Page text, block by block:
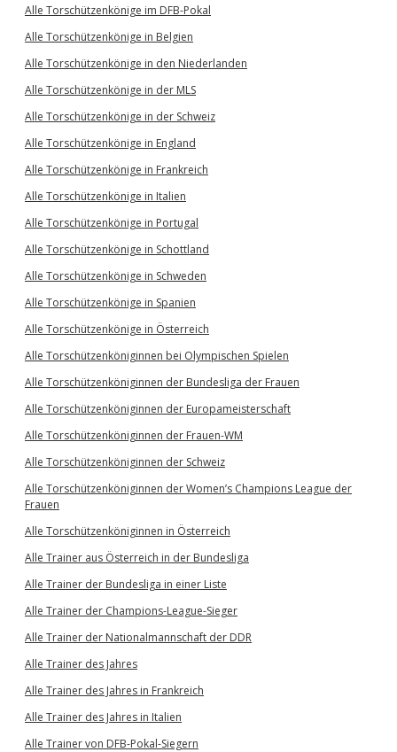
Alle Torschützenkönige im DFB-Pokal
Alle Torschützenkönige in Belgien
Alle Torschützenkönige in den Niederlanden
Alle Torschützenkönige in der MLS
Alle Torschützenkönige in der Schweiz
Alle Torschützenkönige in England
Alle Torschützenkönige in Frankreich
Alle Torschützenkönige in Italien
Alle Torschützenkönige in Portugal
Alle Torschützenkönige in Schottland
Alle Torschützenkönige in Schweden
Alle Torschützenkönige in Spanien
Alle Torschützenkönige in Österreich
Alle Torschützenköniginnen bei Olympischen Spielen
Alle Torschützenköniginnen der Bundesliga der Frauen
Alle Torschützenköniginnen der Europameisterschaft
Alle Torschützenköniginnen der Frauen-WM
Alle Torschützenköniginnen der Schweiz
Alle Torschützenköniginnen der Women’s Champions League der
Frauen
Alle Torschützenköniginnen in Österreich
Alle Trainer aus Österreich in der Bundesliga
Alle Trainer der Bundesliga in einer Liste
Alle Trainer der Champions-League-Sieger
Alle Trainer der Nationalmannschaft der DDR
Alle Trainer des Jahres
Alle Trainer des Jahres in Frankreich
Alle Trainer des Jahres in Italien
Alle Trainer von DFB-Pokal-Siegern